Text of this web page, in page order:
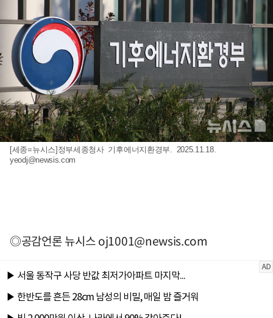
[세종=뉴시스]정부세종청사 기후에너지환경부. 2025.11.18.
yeodj@newsis.com
◎공감언론 뉴시스oj1001@newsis.com